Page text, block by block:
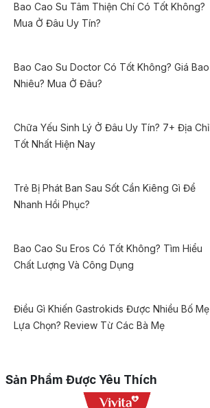
Bao Cao Su Tâm Thiện Chí Có Tốt Không?
Mua Ở Đâu Uy Tín?
Bao Cao Su Doctor Có Tốt Không? Giá Bao
Nhiêu? Mua Ở Đâu?
Chữa Yếu Sinh Lý Ở Đâu Uy Tín? 7+ Địa Chỉ
Tốt Nhất Hiện Nay
Trẻ Bị Phát Ban Sau Sốt Cần Kiêng Gì Để
Nhanh Hồi Phục?
Bao Cao Su Eros Có Tốt Không? Tìm Hiểu
Chất Lượng Và Công Dụng
Điều Gì Khiến Gastrokids Được Nhiều Bố Mẹ
Lựa Chọn? Review Từ Các Bà Mẹ
Sản Phẩm Được Yêu Thích